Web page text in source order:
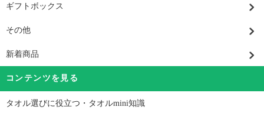
ギフトボックス
その他
新着商品
コンテンツを見る
タオル選びに役立つ・タオルmini知識